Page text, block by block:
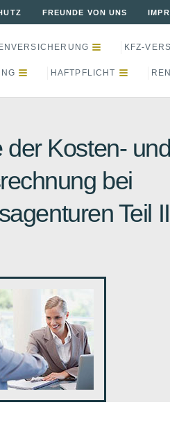
FREUNDE VON UNS
KFZ-
HAFTPFLICHT
der Kosten- und
bei
Teil II